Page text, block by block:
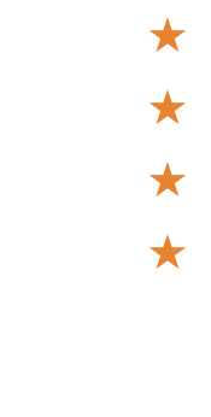
★
★
★
★